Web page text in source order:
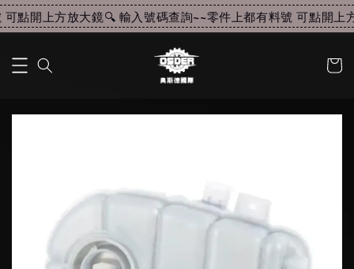
點開上方放大鏡🔍 輸入號碼查詢~~零件上都有料號 可點開上